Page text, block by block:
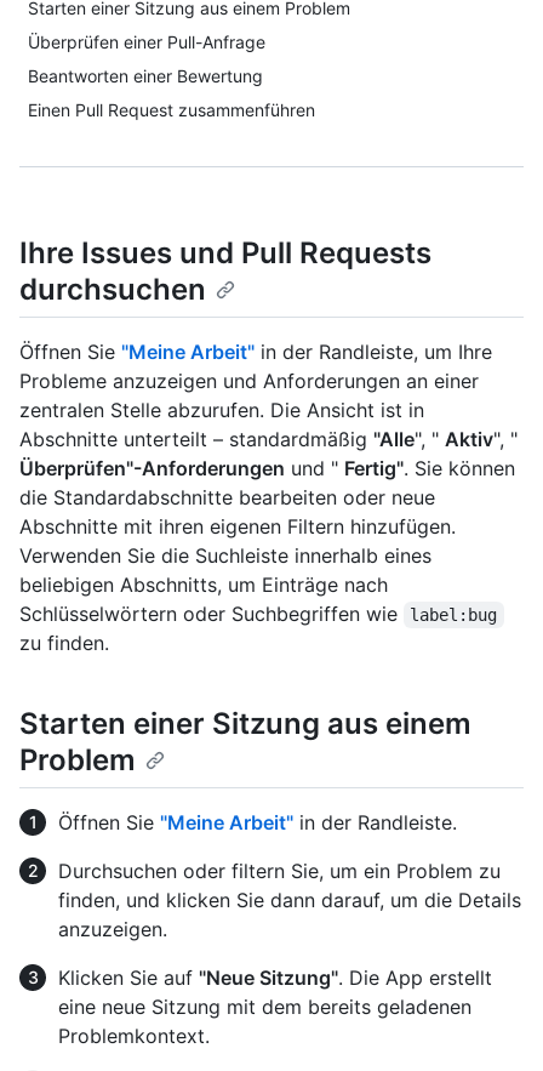
Starten einer Sitzung aus einem Problem
Überprüfen einer Pull-Anfrage
Beantworten einer Bewertung
Einen Pull Request zusammenführen
Ihre Issues und Pull Requests
durchsuchen
Öffnen Sie "Meine Arbeit" in der Randleiste, um Ihre
Probleme anzuzeigen und Anforderungen an einer
zentralen Stelle abzurufen. Die Ansicht ist in
Abschnitte unterteilt – standardmäßig "Alle", " Aktiv", "
Überprüfen"-Anforderungen und " Fertig". Sie können
die Standardabschnitte bearbeiten oder neue
Abschnitte mit ihren eigenen Filtern hinzufügen.
Verwenden Sie die Suchleiste innerhalb eines
beliebigen Abschnitts, um Einträge nach
Schlüsselwörtern oder Suchbegriffen wie
label:bug
zu finden.
Starten einer Sitzung aus einem
Problem
Öffnen Sie "Meine Arbeit" in der Randleiste.
Durchsuchen oder filtern Sie, um ein Problem zu
finden, und klicken Sie dann darauf, um die Details
anzuzeigen.
Klicken Sie auf "Neue Sitzung". Die App erstellt
eine neue Sitzung mit dem bereits geladenen
Problemkontext.